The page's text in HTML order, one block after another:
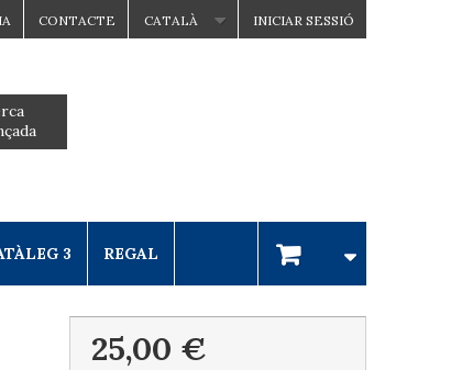
INICIAR SESSIÓ
CATALÀ
CONTACTE
3 REGAL
25,00 €